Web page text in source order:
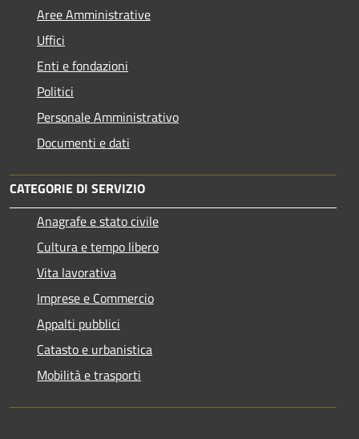
Aree Amministrative
Uffici
Enti e fondazioni
Politici
Personale Amministrativo
Documenti e dati
CATEGORIE DI SERVIZIO
Anagrafe e stato civile
Cultura e tempo libero
Vita lavorativa
Imprese e Commercio
Appalti pubblici
Catasto e urbanistica
Mobilità e trasporti